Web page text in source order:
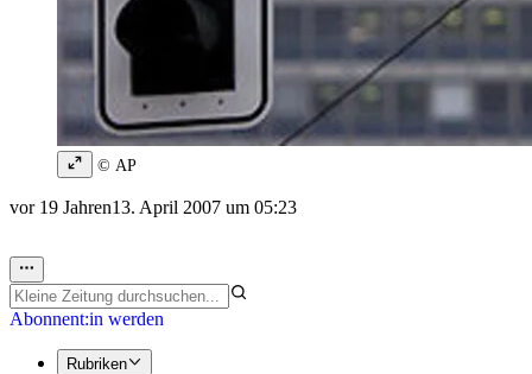
© AP
vor 19 Jahren13. April 2007 um 05:23
Abonnent:in werden
Rubriken